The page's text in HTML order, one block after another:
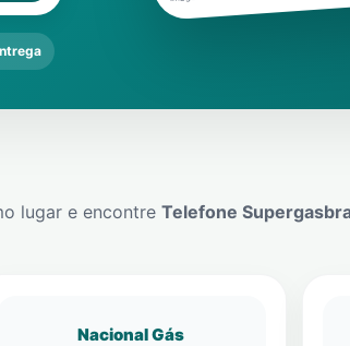
lugar e encontre Telefone
Nacional Gás